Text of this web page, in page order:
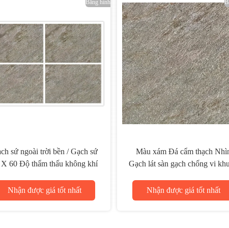
sứ ngoài màu
Mm Kích
giá tốt nhất
Gạch sứ siêu trắng cho tường
ngoại thất Tấm tường tắm
Nhận được giá tốt nhất